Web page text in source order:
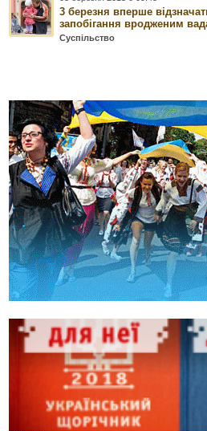
3 березня вперше
запобігання вродженим
Суспільство